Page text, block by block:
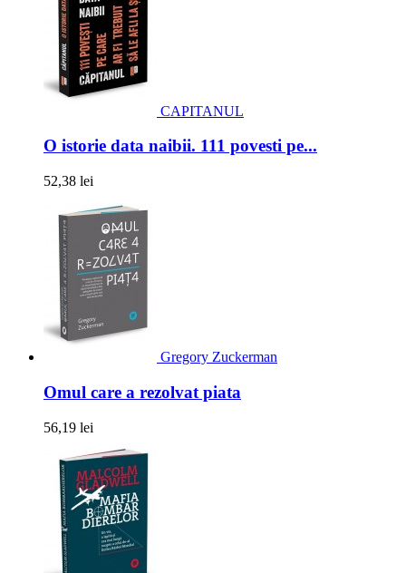
CAPITANUL
O istorie data naibii. 111 povesti pe...
52,38 lei
Gregory Zuckerman
Omul care a rezolvat piata
56,19 lei